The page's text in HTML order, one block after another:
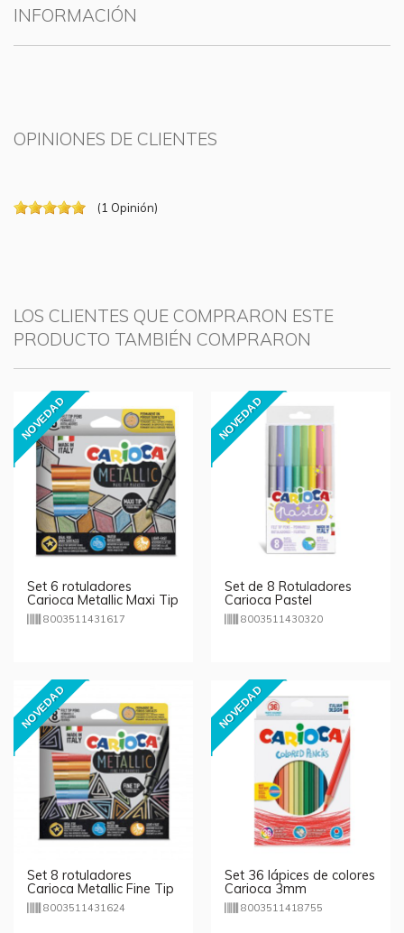
INFORMACIÓN
OPINIONES DE CLIENTES
(1 Opinión)
LOS CLIENTES QUE COMPRARON ESTE
PRODUCTO TAMBIÉN COMPRARON
NOVEDAD
Set 6 rotuladores
Carioca Metallic Maxi Tip
8003511431617
NOVEDAD
Set de 8 Rotuladores
Carioca Pastel
8003511430320
NOVEDAD
Set 8 rotuladores
Carioca Metallic Fine Tip
8003511431624
NOVEDAD
Set 36 lápices de colores
Carioca 3mm
8003511418755